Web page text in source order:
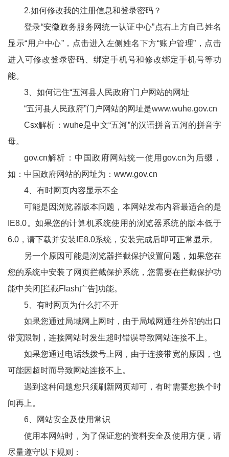
2.如何修改我的注册信息和登录密码？
登录“安徽政务服务网统一认证中心”点右上方自己姓名
显示“用户中心”，点击进入左侧姓名下方“账户管理”，点击
进入可修改登录密码、绑定手机号和修改绑定手机号等功
能。
3、如何记住“五河县人民政府”门户网站的网址
“五河县人民政府”门户网站的网址是www.wuhe.gov.cn
Csx解析：wuhe是中文“五河”的汉语拼音五河的拼音字
母。
gov.cn解析：中国政府网站统一使用gov.cn为后缀，
如：中国政府网站的网址为：www.gov.cn
4、有时网页内容显示不全
可能是因浏览器版本问题，本网站发布内容最适合的是
IE8.0。如果您的计算机系统使用的浏览器系统的版本低于
6.0，请下载并安装IE8.0系统，安装完成后即可正常显示。
另一个原因可能是浏览器拦截保护设置问题，如果您在
您的系统中安装了网页拦截保护系统，您需要在拦截保护功
能中关闭[拦截Flash广告]功能。
5、有时网页为什么打不开
如果您通过局域网上网时，由于局域网通往外部的出口
带宽限制，连接网站时发生超时错误导致网站连接不上。
如果您通过电话线拨号上网，由于连接带宽的原因，也
可能因超时而导致网站连接不上。
遇到这种问题您只须刷新网页却可，有时需要您换个时
间再上。
6、网站安全及使用常识
使用本网站时，为了保证您的资料安全及使用方便，请
尽量遵守以下规则：